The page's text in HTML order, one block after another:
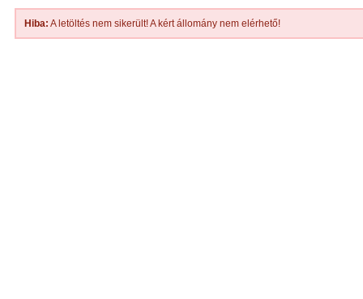
Hiba: A letöltés nem sikerült! A kért állomány nem elérhető!